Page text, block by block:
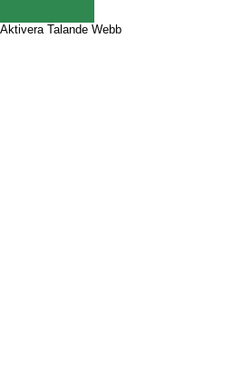
Aktivera Talande Webb